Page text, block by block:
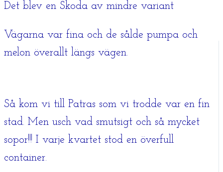
Det blev en Skoda av mindre variant
Vägarna var fina och de sålde pumpa och
melon överallt längs vägen.
Så kom vi till Patras som vi trodde var en fin
stad. Men usch vad smutsigt och så mycket
sopor!!! I varje kvartet stod en överfull
container.